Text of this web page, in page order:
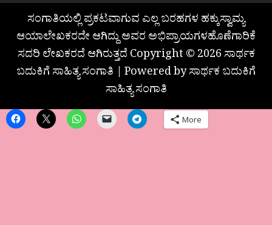
ಸಂಗಾತಿಯಲ್ಲಿ ಪ್ರಕಟವಾಗುವ ಎಲ್ಲ ಬರಹಗಳ ಹಕ್ಕುಸ್ವಾಮ್ಯ
ಆಯಾಲೇಖಕರದೇ ಆಗಿದ್ದು ಅವರ ಅಭಿಪ್ರಾಯಗಳಹೊಣೆಗಾರಿಕೆ
ಸದರಿ ಲೇಖಕರದೆ ಆಗಿರುತ್ತದೆ Copyright © 2026 ಸಾರ್ಥಕ
ಬದುಕಿಗೆ ಸಾಹಿತ್ಯ ಸಂಗಾತಿ | Powered by ಸಾರ್ಥಕ ಬದುಕಿಗೆ
ಸಾಹಿತ್ಯ ಸಂಗಾತಿ
More